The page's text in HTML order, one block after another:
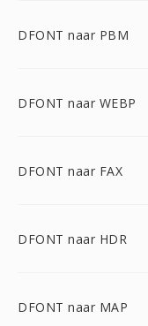
DFONT naar PBM
DFONT naar WEBP
DFONT naar FAX
DFONT naar HDR
DFONT naar MAP